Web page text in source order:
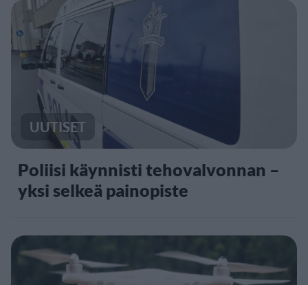
UUTISET
Poliisi käynnisti tehovalvonnan –
yksi selkeä painopiste